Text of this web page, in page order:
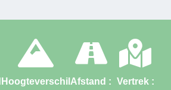
Hoogteverschil Afstand : Vertrek :